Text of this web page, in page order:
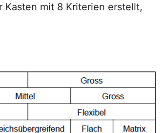
Kasten mit 8 Kriterien erstellt,